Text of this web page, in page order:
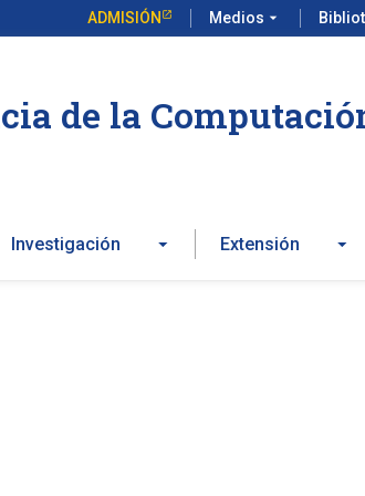
ADMISIÓN Medios arrow_drop_down
de la
Investigación Extensión